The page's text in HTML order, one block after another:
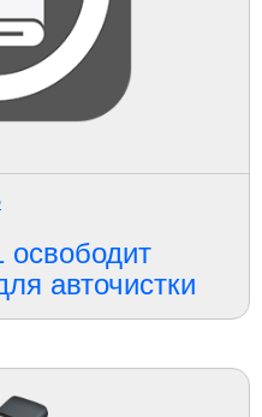
освободит
авточистки